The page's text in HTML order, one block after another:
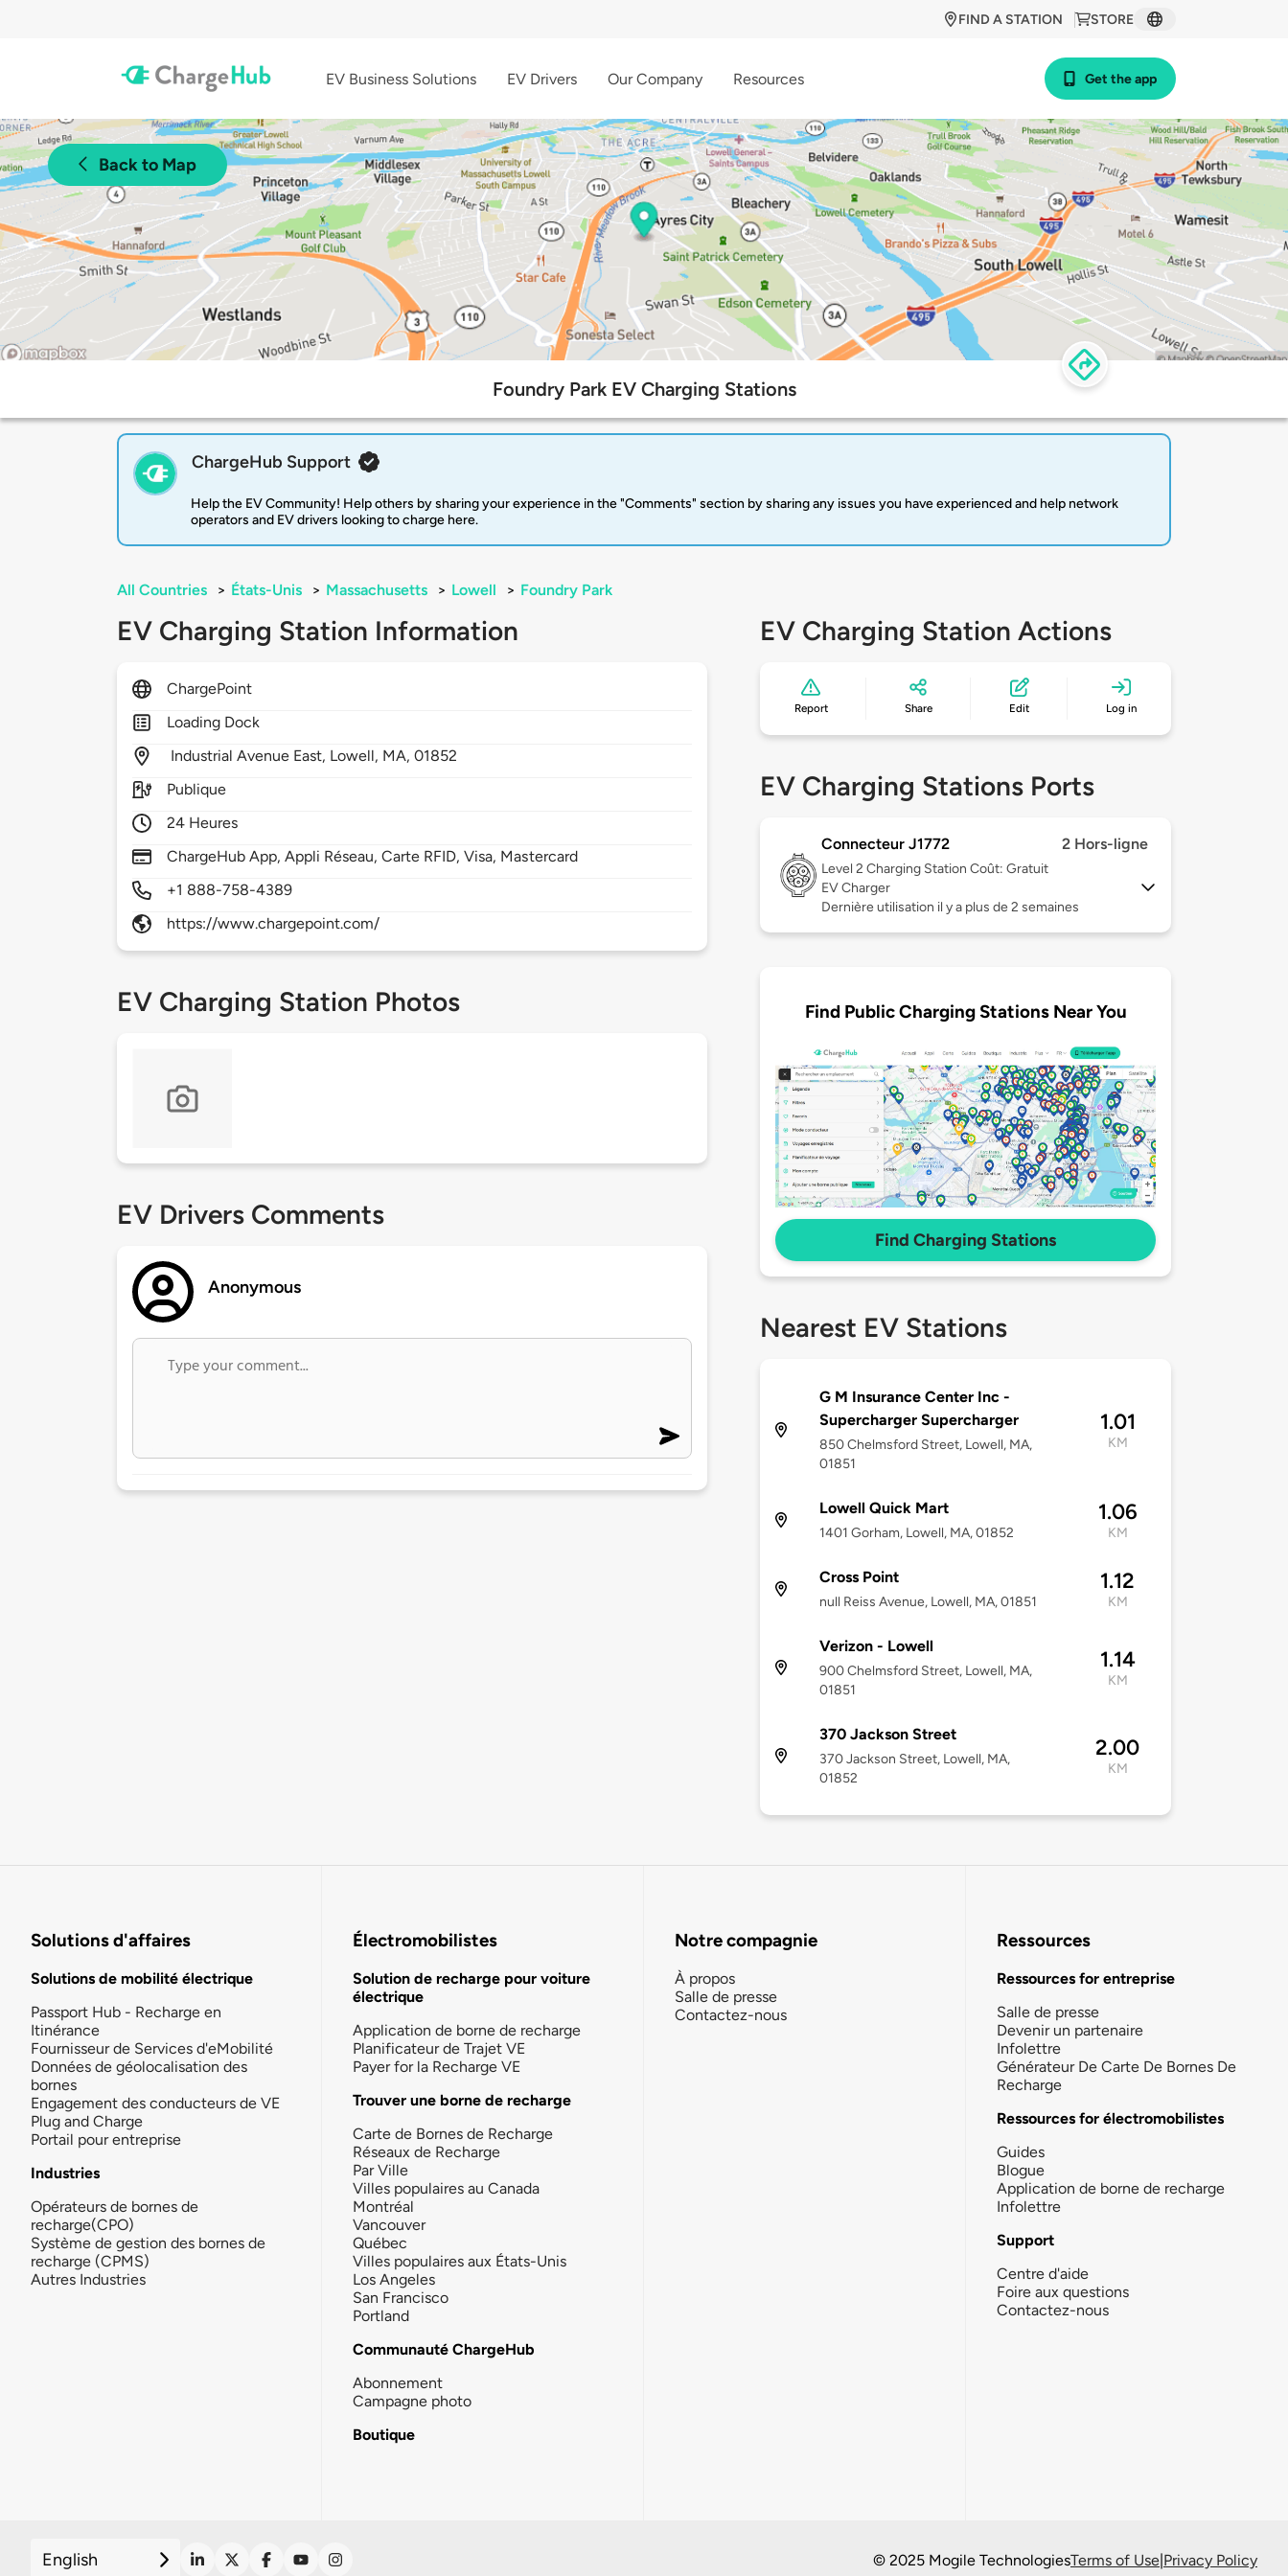
STORE
FIND A STATION
EV Business Solutions EV Drivers Our Company Resources Get the app
Back to Map
Foundry Park EV Charging Stations
ChargeHub Support
Help the EV Community! Help others by sharing your experience in the "Comments" section by sharing any issues you have experienced and help network
operators and EV drivers looking to charge here.
All Countries > États-Unis > Massachusetts > Lowell > Foundry Park
EV Charging Station Information
ChargePoint
Loading Dock
Industrial Avenue East, Lowell, MA,01852
Publique
24 Heures
ChargeHub App, Appli Réseau, Carte RFID, Visa, Mastercard
+1 888-758-4389
https://www.chargepoint.com/
EV Charging Station Photos
EV Drivers Comments
Anonymous
EV Charging Station Actions
Report Share Edit Log in
EV Charging Stations Ports
Connecteur J1772 2 Hors-ligne
Level 2 Charging Station Coût: Gratuit
EV Charger
Dernière utilisation il y a plus de 2 semaines
Find Public Charging Stations Near You
Find Charging Stations
Nearest EV Stations
G M Insurance Center Inc -
Supercharger Supercharger
850 Chelmsford Street, Lowell, MA,
01851
1.01
KM
Lowell Quick Mart
1401 Gorham, Lowell, MA, 01852
1.06
KM
Cross Point
null Reiss Avenue, Lowell, MA, 01851
1.12
KM
Verizon - Lowell
900 Chelmsford Street, Lowell, MA,
01851
1.14
KM
370 Jackson Street
370 Jackson Street, Lowell, MA,
01852
2.00
KM
Solutions d'affaires
Solutions de mobilité électrique
Passport Hub - Recharge en
Itinérance
Fournisseur de Services d'eMobilité
Données de géolocalisation des
bornes
Engagement des conducteurs de VE
Plug and Charge
Portail pour entreprise
Industries
Opérateurs de bornes de
recharge(CPO)
Système de gestion des bornes de
recharge (CPMS)
Autres Industries
Électromobilistes
Solution de recharge pour voiture
électrique
Application de borne de recharge
Planificateur de Trajet VE
Payer for la Recharge VE
Trouver une borne de recharge
Carte de Bornes de Recharge
Réseaux de Recharge
Par Ville
Villes populaires au Canada
Montréal
Vancouver
Québec
Villes populaires aux États-Unis
Los Angeles
San Francisco
Portland
Communauté ChargeHub
Abonnement
Campagne photo
Boutique
Notre compagnie
À propos
Salle de presse
Contactez-nous
Ressources
Ressources for entreprise
Salle de presse
Devenir un partenaire
Infolettre
Générateur De Carte De Bornes De
Recharge
Ressources for électromobilistes
Guides
Blogue
Application de borne de recharge
Infolettre
Support
Centre d'aide
Foire aux questions
Contactez-nous
English © 2025 Mogile TechnologiesTerms of Use|Privacy Policy